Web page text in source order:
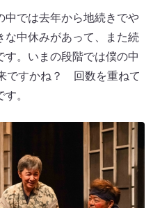
では去年から地続きでや
な中休みがあって、また続
す。いまの段階では僕の中
ですかね？ 回数を重ねて
。